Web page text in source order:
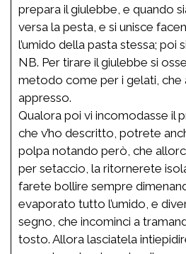
prepara il giulebbe, e quando
versa la pesta, e si unisce
l’umido della pasta stessa; poi
NB. Per tirare il giulebbe si
metodo come per i gelati, che
appresso.
Qualora poi vi incomodasse il
che v’ho descritto, potrete
polpa notando però, che
per setaccio, la ritornerete
farete bollire sempre
evaporato tutto l’umido, e
segno, che incominci a
tosto. Allora lasciatela